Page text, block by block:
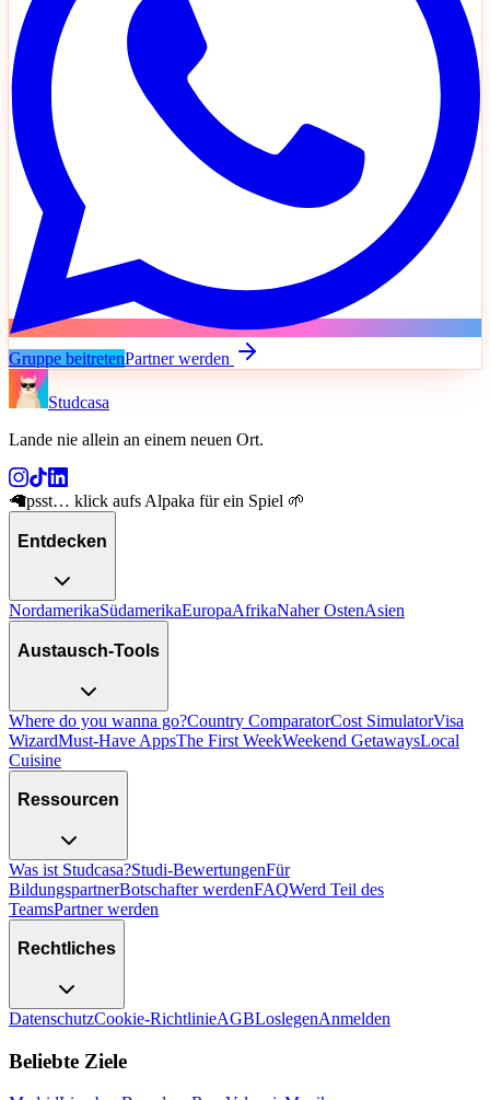
Gruppe beitretenPartner werden
Studcasa
Lande nie allein an einem neuen Ort.
🦙psst… klick aufs Alpaka für ein Spiel 🌱
Entdecken
NordamerikaSüdamerikaEuropaAfrikaNaher OstenAsien
Austausch-Tools
Where do you wanna go?Country ComparatorCost SimulatorVisa
WizardMust-Have AppsThe First WeekWeekend GetawaysLocal
Cuisine
Ressourcen
Was ist Studcasa?Studi-BewertungenFür
BildungspartnerBotschafter werdenFAQWerd Teil des
TeamsPartner werden
Rechtliches
DatenschutzCookie-RichtlinieAGBLoslegenAnmelden
Beliebte Ziele